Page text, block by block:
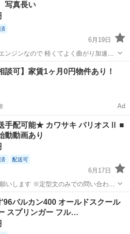
写真長い
6月19日
ジンなので 軽くてよく曲がり加速も
クラスです！ 装備重量166キロ シート
まで10数台乗り継いで
グリップヒーター
談可】家賃1ヶ月0円物件あり！
Ad
手配可能★ カワサキ バリオスⅡ ■
動動画あり
配送可
6月17日
での問い合わせ
。 ※説明文を読まずに問
バルカン400 オールドスクール
スプリンガー フル…